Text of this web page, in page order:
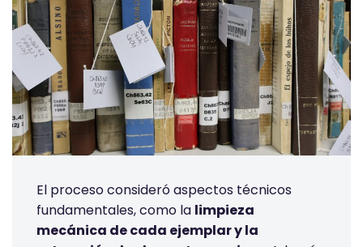
El proceso consideró aspectos técnicos
fundamentales, como la limpieza
mecánica de cada ejemplar y la